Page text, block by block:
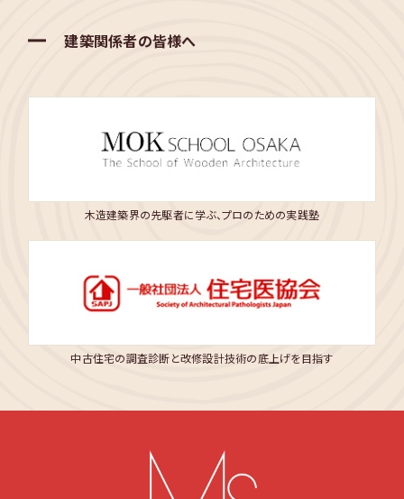
建築関係者の皆様へ
木造建築界の先駆者に学ぶ、プロのための実践塾
中古住宅の調査診断と改修設計技術の底上げを目指す